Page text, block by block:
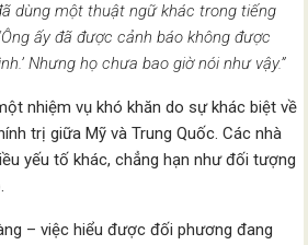
dùng một thuật ngữ khác trong tiếng
ấy đã được cảnh báo không được
Nhưng họ chưa bao giờ nói như vậy.”
nhiệm vụ khó khăn do sự khác biệt về
trị giữa Mỹ và Trung Quốc. Các nhà
yếu tố khác, chẳng hạn như đối tượng
– việc hiểu được đối phương đang